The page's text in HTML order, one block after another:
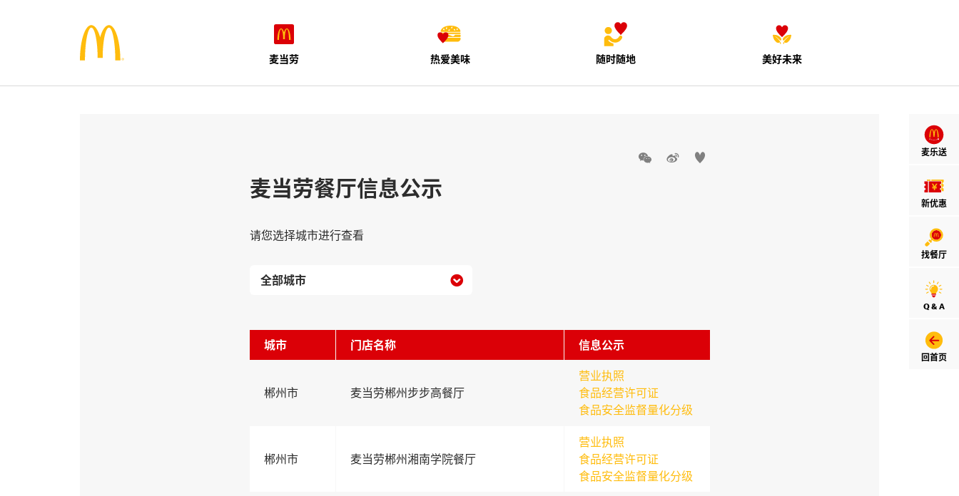
麦当劳 热爱美味 随时随地 美好未来
麦乐送
新优惠
找餐厅
Q & A
回首页
  
麦当劳餐厅信息公示
请您选择城市进行查看

城市 门店名称 信息公示
郴州市 麦当劳郴州步步高餐厅
营业执照
食品经营许可证
食品安全监督量化分级
郴州市 麦当劳郴州湘南学院餐厅
营业执照
食品经营许可证
食品安全监督量化分级